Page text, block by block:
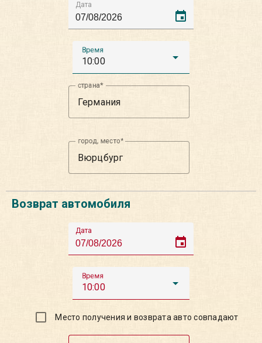
Дата
event
Время
10:00
страна
город, место
Возврат автомобиля
Дата
event
Время
10:00
Место получения и возврата авто совпадают